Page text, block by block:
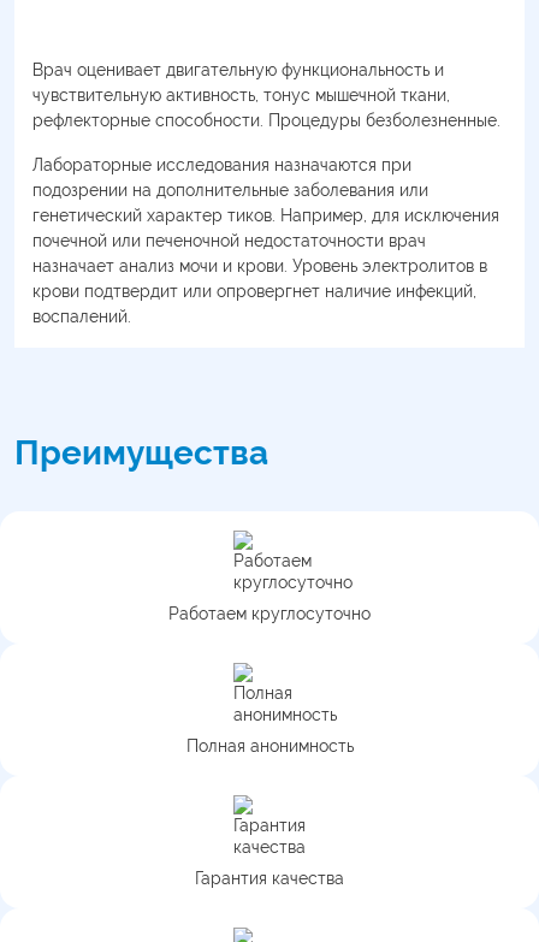
Врач оценивает двигательную функциональность и
чувствительную активность, тонус мышечной ткани,
рефлекторные способности. Процедуры безболезненные.
Лабораторные исследования назначаются при
подозрении на дополнительные заболевания или
генетический характер тиков. Например, для исключения
почечной или печеночной недостаточности врач
назначает анализ мочи и крови. Уровень электролитов в
крови подтвердит или опровергнет наличие инфекций,
воспалений.
Преимущества
Работаем круглосуточно
Полная анонимность
Гарантия качества